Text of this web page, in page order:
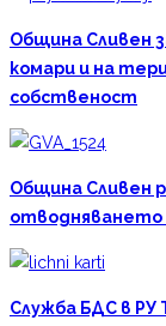
Община Сливен
комари и на
собственост
Община Сливен
отводняването
Служба БДС в РУ